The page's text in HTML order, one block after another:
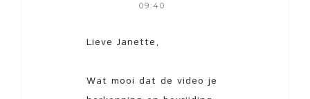
09:40
Lieve Janette,
Wat mooi dat de video je